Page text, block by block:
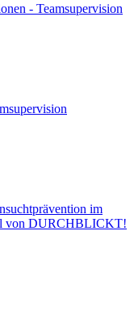
- Teamsupervision
im
von DURCHBLICKT!